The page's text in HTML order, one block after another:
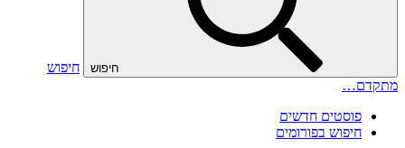
חיפוש
חיפוש
מתקדם…
פוסטים חדשים
חיפוש בפורומים